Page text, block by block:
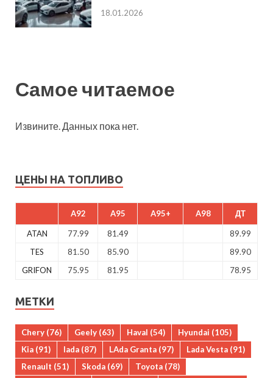
18.01.2026
Самое читаемое
Извините. Данных пока нет.
ЦЕНЫ НА ТОПЛИВО
A92 A95 A95+ A98 ДТ
ATAN 77.99 81.49
89.99
TES
81.50 85.90
89.90
GRIFON
75.95 81.95 78.95
МЕТКИ
Chery (76) Geely (63) Haval (54) Hyundai (105)
Kia (91) lada (87) LAda Granta (97) Lada Vesta (91)
Renault (51) Skoda (69) Toyota (78)